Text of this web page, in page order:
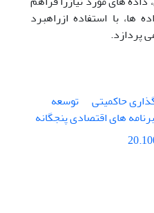
با استفاده ازراهبرد
پردازد.
حاکمیتی
توسعه
برنامه های اقتصادی پنجگانه